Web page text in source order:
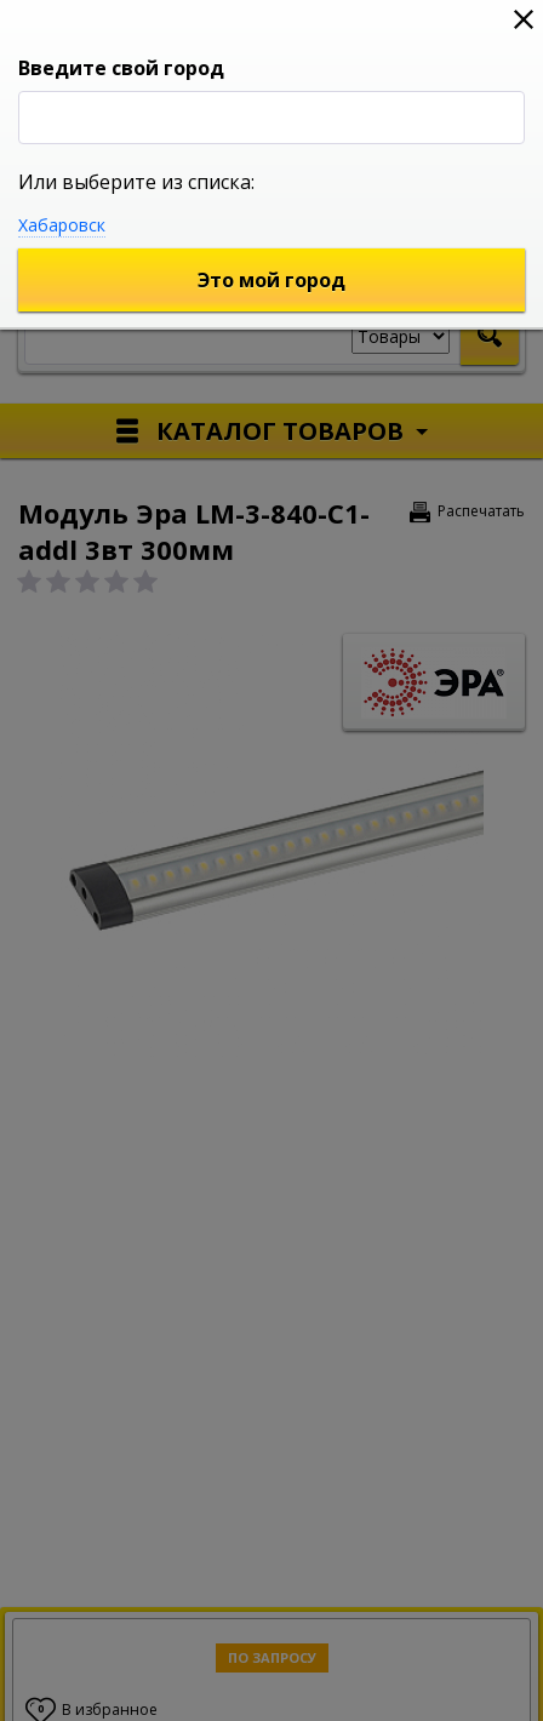
0
УНИВЕРСАЛЬНЫЙ ИНТЕРНЕТ МАГАЗИН
КАТАЛОГ ТОВАРОВ
Распечатать
Модуль Эра LM-3-840-C1-
addl 3вт 300мм
ПО ЗАПРОСУ
0 В избранное
Введите свой город
Или выберите из списка:
Хабаровск
Это мой город